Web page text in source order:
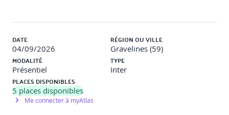
DATE
04/09/2026
RÉGION OU VILLE
Gravelines (59)
MODALITÉ
Présentiel
TYPE
Inter
PLACES DISPONIBLES
5 places disponibles
Me connecter à myAtlas